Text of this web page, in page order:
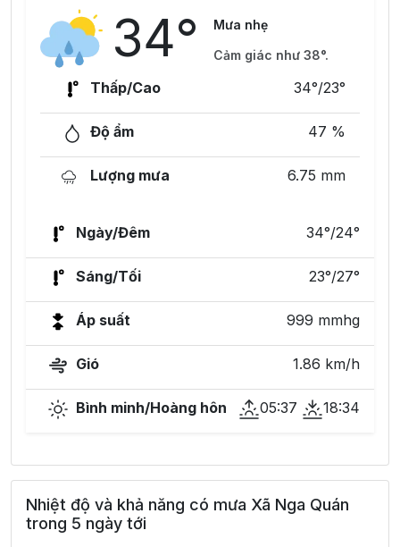
34°
Mưa nhẹ
Cảm giác như 38°.
Thấp/Cao 34°/23°
Độ ẩm 47 %
Lượng mưa 6.75 mm
Ngày/Đêm 34°/24°
Sáng/Tối 23°/27°
Áp suất 999 mmhg
Gió 1.86 km/h
Bình minh/Hoàng hôn 05:37 18:34
Nhiệt độ và khả năng có mưa Xã Nga Quán
trong 5 ngày tới